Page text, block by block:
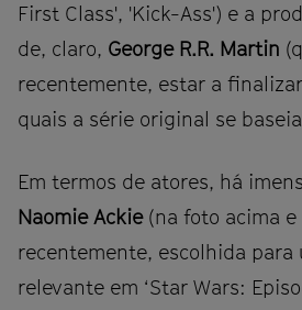
First Class', 'Kick-Ass') e a
de, claro, George R.R. Martin
recentemente, estar a
quais a série original se
Em termos de atores, há
Naomie Ackie(na foto acima e
recentemente, escolhida para
relevante em ‘Star Wars: